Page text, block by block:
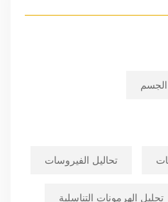
الجسم
تحاليل الفيروسات
تحليل الهرمونات التناسلية